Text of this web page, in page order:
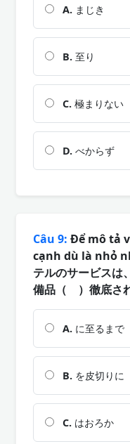
A. まじき
B. 至り
C. 極まりない
D. べからず
Câu 9: Để mô tả
cạnh dù là nhỏ
テルのサービスは
備品（ ）徹底さ
A. に至るまで
B. を皮切りに
C. はおろか